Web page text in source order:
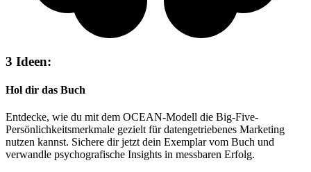
3 Ideen:
Hol dir das Buch
Entdecke, wie du mit dem OCEAN-Modell die Big-Five-
Persönlichkeitsmerkmale gezielt für datengetriebenes Marketing
nutzen kannst. Sichere dir jetzt dein Exemplar vom Buch und
verwandle psychografische Insights in messbaren Erfolg.